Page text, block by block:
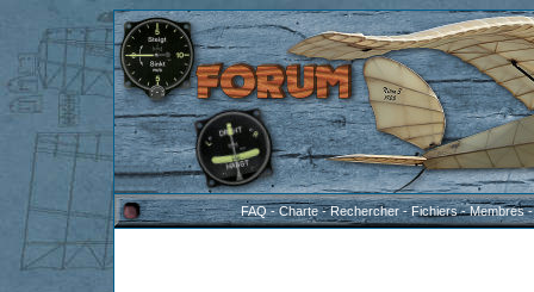
FAQ-Charte-Rechercher-Fichiers-Membres